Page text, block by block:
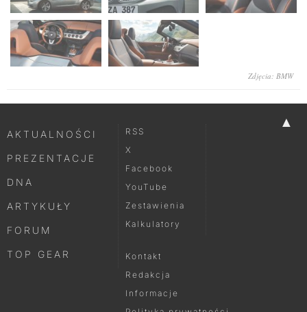
Zdjęcia: BMW
▲
AKTUALNOŚCI
PREZENTACJE
DNA
ARTYKUŁY
FORUM
TOP GEAR
RSS
X
Facebook
YouTube
Zestawienia
Kalkulatory
Kontakt
Redakcja
Informacje